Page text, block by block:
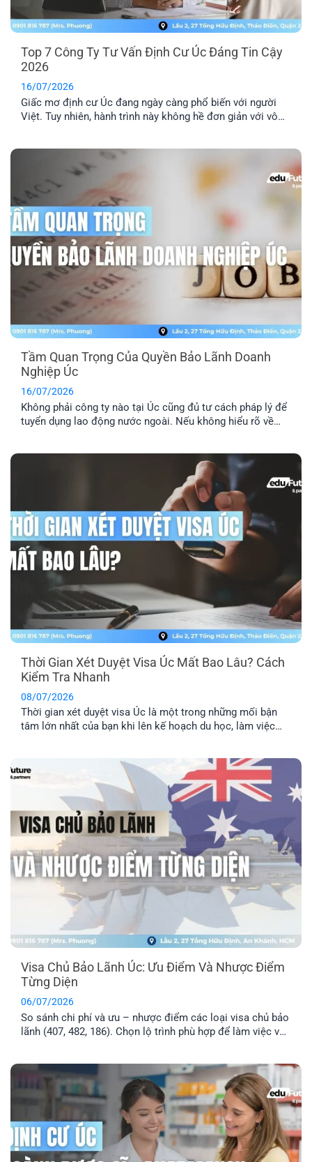
Top 7 Công Ty Tư Vấn Định Cư Úc Đáng Tin Cậy
2026
16/07/2026
Giấc mơ định cư Úc đang ngày càng phổ biến với người
Việt. Tuy nhiên, hành trình này không hề đơn giản với vô
của bạn được xử lý chính xác, nhanh chóng và hiệu quả.
Tầm Quan Trọng Của Quyền Bảo Lãnh Doanh
Nghiệp Úc
16/07/2026
Không phải công ty nào tại Úc cũng đủ tư cách pháp lý để
tuyển dụng lao động nước ngoài. Nếu không hiểu rõ về
Thời Gian Xét Duyệt Visa Úc Mất Bao Lâu? Cách
Kiểm Tra Nhanh
08/07/2026
Thời gian xét duyệt visa Úc là một trong những mối bận
tâm lớn nhất của bạn khi lên kế hoạch du học, làm việc
khiến hồ sơ bị kéo [...]
Visa Chủ Bảo Lãnh Úc: Ưu Điểm Và Nhược Điểm
Từng Diện
06/07/2026
So sánh chi phí và ưu – nhược điểm các loại visa chủ bảo
lãnh (407, 482, 186). Chọn lộ trình phù hợp để làm việc và